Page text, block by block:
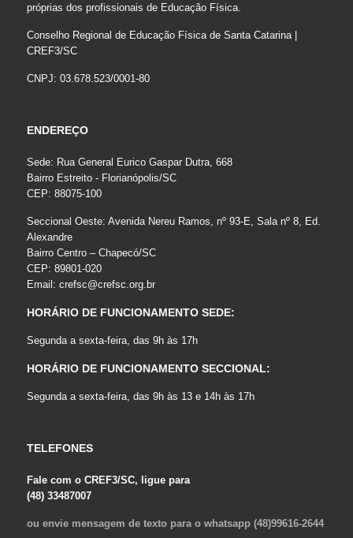
próprias dos profissionais de Educação Física.
Conselho Regional de Educação Física de Santa Catarina |
CREF3/SC
CNPJ: 03.678.523/0001-80
ENDEREÇO
Sede: Rua General Eurico Gaspar Dutra, 668
Bairro Estreito - Florianópolis/SC
CEP: 88075-100
Seccional Oeste: Avenida Nereu Ramos, nº 93-E, Sala nº 8, Ed.
Alexandre
Bairro Centro – Chapecó/SC
CEP: 89801-020
Email: crefsc@crefsc.org.br
HORÁRIO DE FUNCIONAMENTO SEDE:
Segunda a sexta-feira, das 9h às 17h
HORÁRIO DE FUNCIONAMENTO SECCIONAL:
Segunda a sexta-feira, das 9h às 13 e 14h às 17h
TELEFONES
Fale com o CREF3/SC, ligue para
(48) 33487007
ou envie mensagem de texto para o whatsapp (48)99616-2644